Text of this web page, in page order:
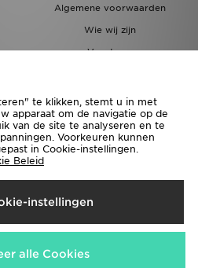
Algemene voorwaarden
Wie wij zijn
Vacatures
Naar
volgende betaalmethoden
te klikken, stemt u in met
apparaat om de navigatie op de
van de site te analyseren en te
Voorkeuren kunnen
in Cookie-instellingen.
Beleid
instellingen
alle Cookies